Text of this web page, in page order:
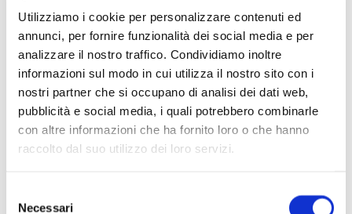
Utilizziamo i cookie per personalizzare contenuti ed
annunci, per fornire funzionalità dei social media e per
analizzare il nostro traffico. Condividiamo inoltre
informazioni sul modo in cui utilizza il nostro sito con i
nostri partner che si occupano di analisi dei dati web,
pubblicità e social media, i quali potrebbero combinarle
con altre informazioni che ha fornito loro o che hanno
raccolto dal suo utilizzo dei loro servizi.
delNecessari